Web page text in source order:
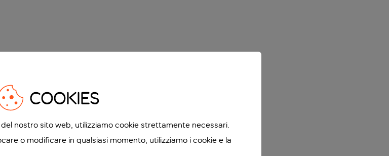
COOKIES
nostro sito web, utilizziamo cookie strettamente necessari.
o modificare in qualsiasi momento, utilizziamo i cookie e la